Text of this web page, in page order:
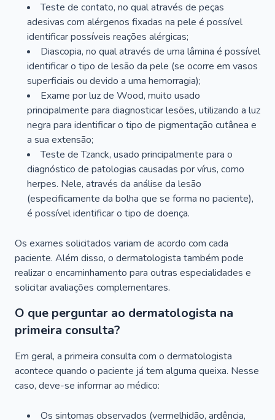
Teste de contato, no qual através de peças
adesivas com alérgenos fixadas na pele é possível
identificar possíveis reações alérgicas;
Diascopia, no qual através de uma lâmina é possível
identificar o tipo de lesão da pele (se ocorre em vasos
superficiais ou devido a uma hemorragia);
Exame por luz de Wood, muito usado
principalmente para diagnosticar lesões, utilizando a luz
negra para identificar o tipo de pigmentação cutânea e
a sua extensão;
Teste de Tzanck, usado principalmente para o
diagnóstico de patologias causadas por vírus, como
herpes. Nele, através da análise da lesão
(especificamente da bolha que se forma no paciente),
é possível identificar o tipo de doença.
Os exames solicitados variam de acordo com cada
paciente. Além disso, o dermatologista também pode
realizar o encaminhamento para outras especialidades e
solicitar avaliações complementares.
O que perguntar ao dermatologista na
primeira consulta?
Em geral, a primeira consulta com o dermatologista
acontece quando o paciente já tem alguma queixa. Nesse
caso, deve-se informar ao médico:
Os sintomas observados (vermelhidão, ardência,